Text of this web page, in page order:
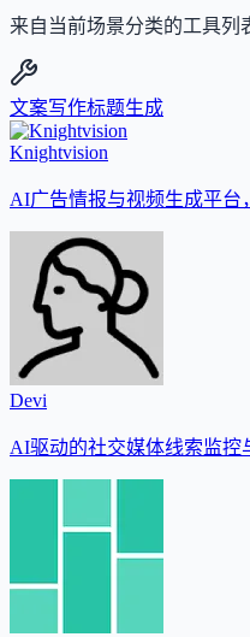
来自当前场景分类的工具列
文案写作标题生成
Knightvision
AI广告情报与视频生成平台
Devi
AI驱动的社交媒体线索监控